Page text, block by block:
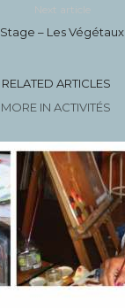
Next article
Stage – Les Végétaux
RELATED ARTICLES
MORE IN ACTIVITÉS